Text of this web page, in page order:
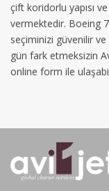
çift koridorlu yapısı
vermektedir. Boeing
seçiminizi güvenilir
gün fark etmeksizin
online form ile